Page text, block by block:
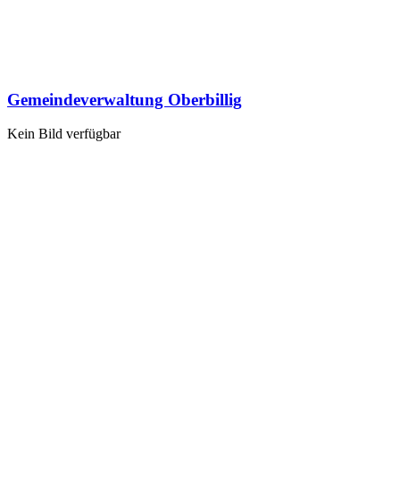
Gemeindeverwaltung Oberbillig
Kein Bild verfügbar